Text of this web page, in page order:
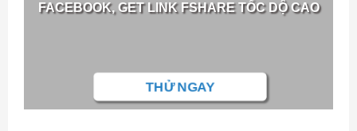
FACEBOOK, GET LINK FSHARE TỐC DỘ CAO
THỬ NGAY